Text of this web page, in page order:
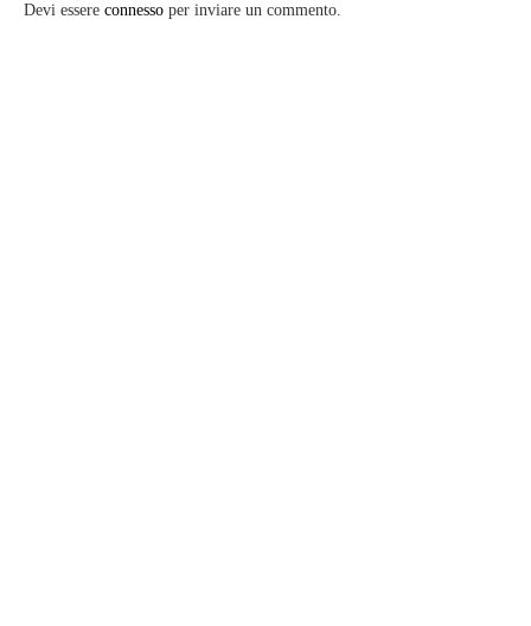
Devi essere connesso per inviare un commento.